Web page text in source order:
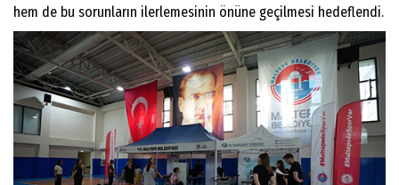
hem de bu sorunların ilerlemesinin önüne geçilmesi hedeflendi.